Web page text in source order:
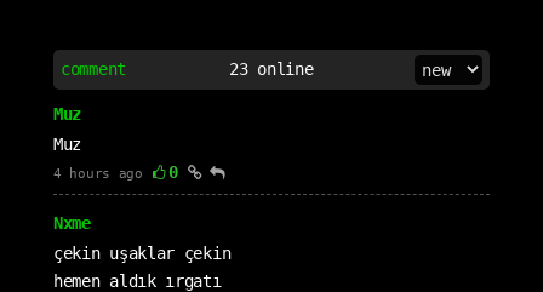
comment 23online
Muz
Muz
4 hours ago 0
Nxme
çekin uşaklar çekin
hemen aldık ırgatı